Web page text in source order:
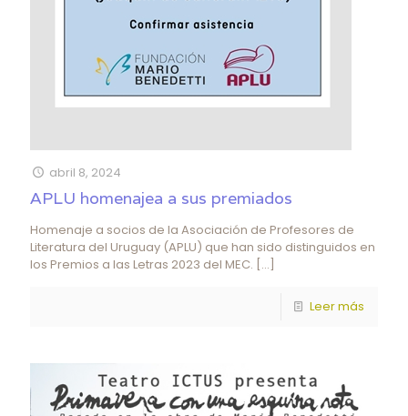
abril 8, 2024
APLU homenajea a sus premiados
Homenaje a socios de la Asociación de Profesores de
Literatura del Uruguay (APLU) que han sido distinguidos en
los Premios a las Letras 2023 del MEC. […]
Leer más